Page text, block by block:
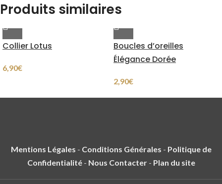
Produits similaires
Collier Lotus
6,90€
Boucles d’oreilles
Élégance Dorée
2,90€
Mentions Légales - Conditions Générales - Politique de
Confidentialité- Nous Contacter- Plan du site